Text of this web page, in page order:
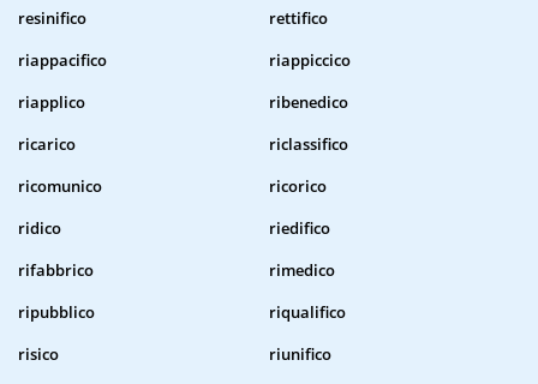
resinifico
rettifico
riappacifico
riappiccico
riapplico
ribenedico
ricarico
riclassifico
ricomunico
ricorico
ridico
riedifico
rifabbrico
rimedico
ripubblico
riqualifico
risico
riunifico